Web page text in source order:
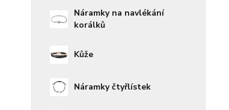
Náramky na navlékání
korálků
Kůže
Náramky čtyřlístek